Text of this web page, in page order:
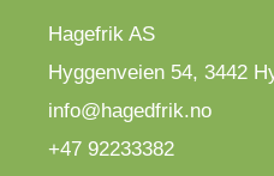
Hagefrik AS
Hyggenveien 54, 3442
info@hagedfrik.no
+47 92233382